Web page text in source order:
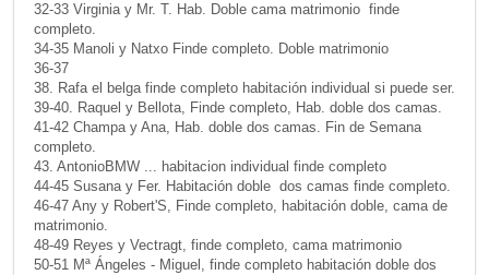
32-33 Virginia y Mr. T. Hab. Doble cama matrimonio finde
completo.
34-35 Manoli y Natxo Finde completo. Doble matrimonio
36-37
38. Rafa el belga finde completo habitación individual si puede ser.
39-40. Raquel y Bellota, Finde completo, Hab. doble dos camas.
41-42 Champa y Ana, Hab. doble dos camas. Fin de Semana
completo.
43. AntonioBMW ... habitacion individual finde completo
44-45 Susana y Fer. Habitación doble dos camas finde completo.
46-47 Any y Robert'S, Finde completo, habitación doble, cama de
matrimonio.
48-49 Reyes y Vectragt, finde completo, cama matrimonio
50-51 Mª Ángeles - Miguel, finde completo habitación doble dos